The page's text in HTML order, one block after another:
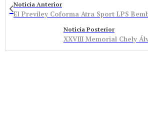
Noticia Anterior
Noticia Posterior
XXVIII Memorial Chely